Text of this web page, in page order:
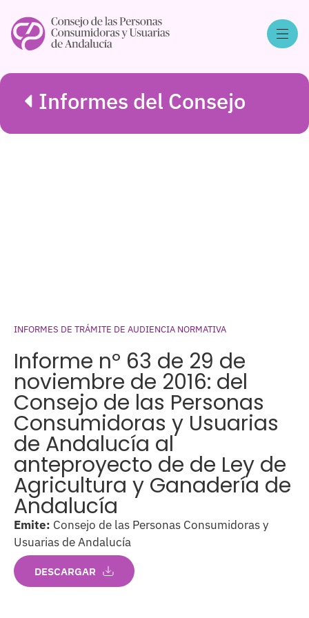
Informes del Consejo
INFORMES DE TRÁMITE DE AUDIENCIA NORMATIVA
Informe nº 63 de 29 de
noviembre de 2016: del
Consejo de las Personas
Consumidoras y Usuarias
de Andalucía al
anteproyecto de de Ley de
Agricultura y Ganadería de
Andalucía
Emite: Consejo de las Personas Consumidoras y
Usuarias de Andalucía
DESCARGAR